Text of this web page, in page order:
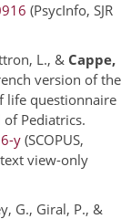
(PsycInfo, SJR
L., & Cappe,
version of the
life questionnaire
Pediatrics.
y (SCOPUS,
view-only
G., Giral, P., &